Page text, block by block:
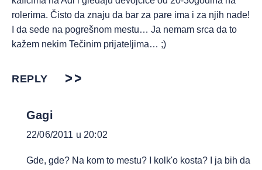
rolerima. Čisto da znaju da bar za pare ima i za njih nade!
I da sede na pogrešnom mestu… Ja nemam srca da to
kažem nekim Tečinim prijateljima… ;)
REPLY
Gagi
22/06/2011 u 20:02
Gde, gde? Na kom to mestu? I kolk'o kosta? I ja bih da